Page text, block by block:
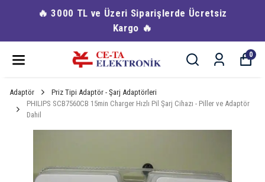
Siparişlerde Ücretsiz
🔥 Havale & EFT
0
Adaptör
Priz Tipi Adaptör - Şarj Adaptörleri
PHILIPS SCB7560CB 15min Charger Hızlı Pil Şarj Cihazı - Piller ve Adaptör
Dahil